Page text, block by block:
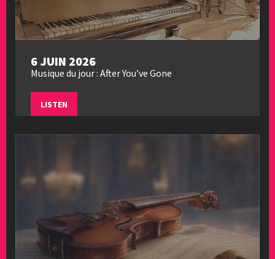
6 JUIN 2026
Musique du jour : After You’ve Gone
LISTEN